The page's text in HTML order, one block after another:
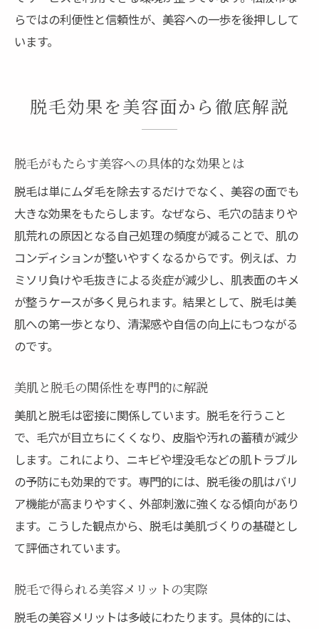
らではの利便性と信頼性が、美容への一歩を後押しして
います。
脱毛効果を美容面から徹底解説
脱毛がもたらす美容への具体的な効果とは
脱毛は単にムダ毛を除去するだけでなく、美容の面でも
大きな効果をもたらします。なぜなら、毛穴の詰まりや
肌荒れの原因となる自己処理の頻度が減ることで、肌の
コンディションが整いやすくなるからです。例えば、カ
ミソリ負けや毛抜きによる炎症が減少し、肌表面のキメ
が整うケースが多く見られます。結果として、脱毛は美
肌への第一歩となり、清潔感や自信の向上にもつながる
のです。
美肌と脱毛の関係性を専門的に解説
美肌と脱毛は密接に関係しています。脱毛を行うこと
で、毛穴が目立ちにくくなり、皮脂や汚れの蓄積が減少
します。これにより、ニキビや埋没毛などの肌トラブル
の予防にも効果的です。専門的には、脱毛後の肌はバリ
ア機能が高まりやすく、外部刺激に強くなる傾向があり
ます。こうした観点から、脱毛は美肌づくりの基礎とし
て評価されています。
脱毛で得られる美容メリットの実際
脱毛の美容メリットは多岐にわたります。具体的には、